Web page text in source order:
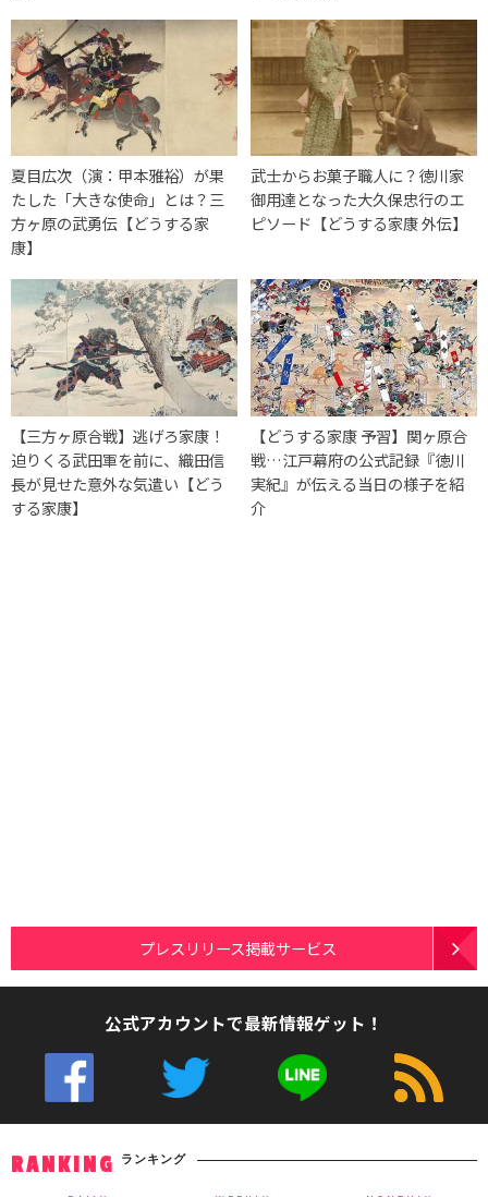
夏目広次（演：甲本雅裕）が果
たした「大きな使命」とは？三
方ヶ原の武勇伝【どうする家
康】
武士からお菓子職人に？徳川家
御用達となった大久保忠行のエ
ピソード【どうする家康 外伝】
【三方ヶ原合戦】逃げろ家康！
迫りくる武田軍を前に、織田信
長が見せた意外な気遣い【どう
する家康】
【どうする家康 予習】関ヶ原合
戦…江戸幕府の公式記録『徳川
実紀』が伝える当日の様子を紹
介
プレスリリース掲載サービス
公式アカウントで最新情報ゲット！
RANKING ランキング